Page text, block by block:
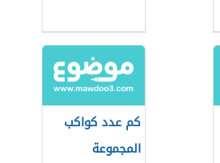
كم عدد كواكب
المجموعة